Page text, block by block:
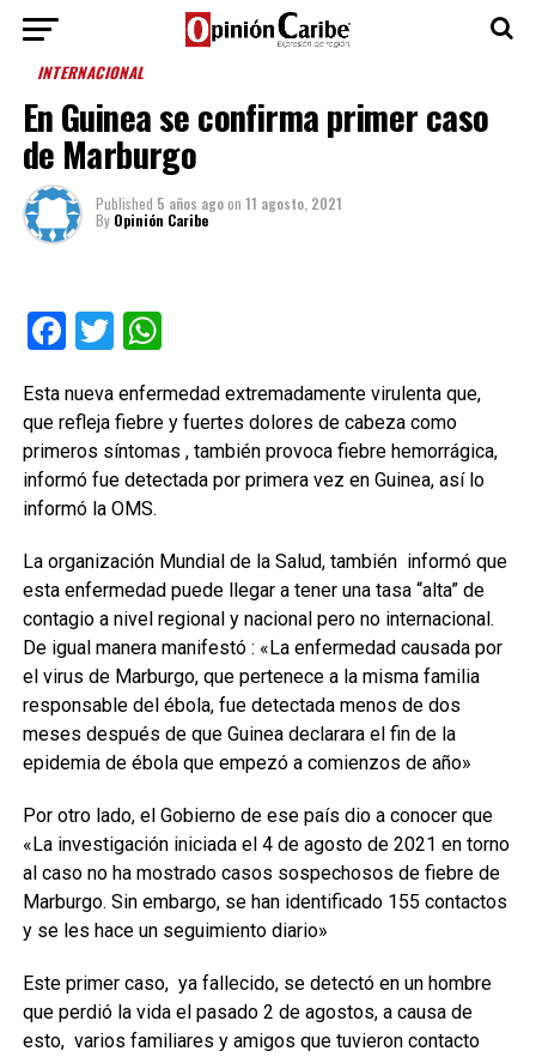
INTERNACIONAL
En Guinea se confirma primer caso
de Marburgo
Published 5 años agoon 11 agosto, 2021
By Opinión Caribe
Facebook
TwitterWhatsApp
Esta nueva enfermedad extremadamente virulenta que,
que refleja fiebre y fuertes dolores de cabeza como
primeros síntomas , también provoca fiebre hemorrágica,
informó fue detectada por primera vez en Guinea, así lo
informó la OMS.
La organización Mundial de la Salud, también informó que
esta enfermedad puede llegar a tener una tasa “alta” de
contagio a nivel regional y nacional pero no internacional.
De igual manera manifestó : «La enfermedad causada por
el virus de Marburgo, que pertenece a la misma familia
responsable del ébola, fue detectada menos de dos
meses después de que Guinea declarara el fin de la
epidemia de ébola que empezó a comienzos de año»
Por otro lado, el Gobierno de ese país dio a conocer que
«La investigación iniciada el 4 de agosto de 2021 en torno
al caso no ha mostrado casos sospechosos de fiebre de
Marburgo. Sin embargo, se han identificado 155 contactos
y se les hace un seguimiento diario»
Este primer caso, ya fallecido, se detectó en un hombre
que perdió la vida el pasado 2 de agostos, a causa de
esto, varios familiares y amigos que tuvieron contacto